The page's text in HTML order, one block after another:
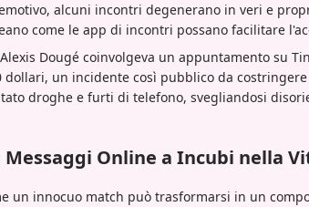
alcuni incontri degenerano in veri e
come le app di incontri possano facilitare
Dougé coinvolgeva un appuntamento su
dollari, un incidente così pubblico da
droghe e furti di telefono, svegliandosi
Online a Incubi nella
un innocuo match può trasformarsi in un